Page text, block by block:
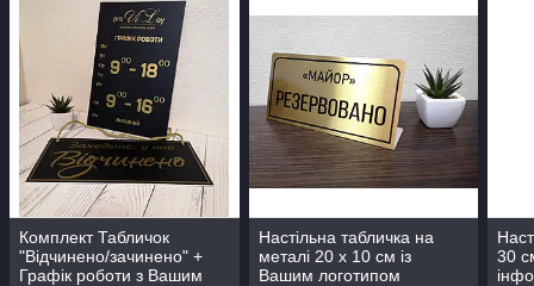
Комплект Табличок
"Відчинено/зачинено" +
Графік роботи з Вашим
Настільна табличка на
металі 20 х 10 см із
Вашим логотипом
30